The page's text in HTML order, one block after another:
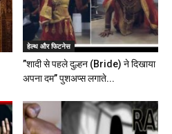
हेल्थ और फिटनेस
”शादी से पहले दुल्हन (Bride) ने दिखाया
अपना दम” पुशअप्स लगाते...